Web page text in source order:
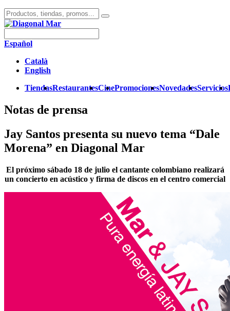
Español
Català
English
TiendasRestaurantesCinePromocionesNovedadesServicios
Notas de prensa
Jay Santos presenta su nuevo tema “Dale
Morena” en Diagonal Mar
El próximo sábado 18 de julio el cantante colombiano realizará
un concierto en acústico y firma de discos en el centro comercial